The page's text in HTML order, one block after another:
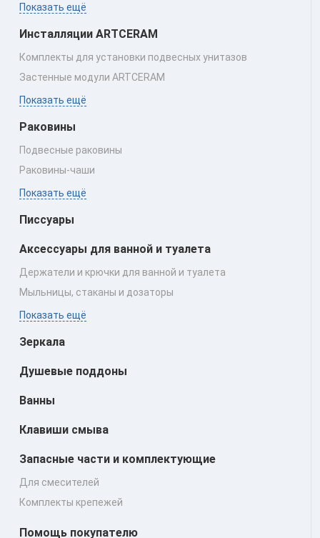
Показать ещё
Инсталляции ARTCERAM
Комплекты для установки подвесных унитазов
Застенные модули ARTCERAM
Показать ещё
Раковины
Подвесные раковины
Раковины‑чаши
Показать ещё
Писсуары
Аксессуары для ванной и туалета
Держатели и крючки для ванной и туалета
Мыльницы, стаканы и дозаторы
Показать ещё
Зеркала
Душевые поддоны
Ванны
Клавиши смыва
Запасные части и комплектующие
Для смесителей
Комплекты крепежей
Помощь покупателю